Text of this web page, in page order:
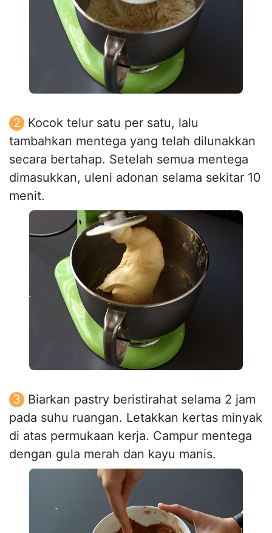
Kocok telur satu per satu, lalu
tambahkan mentega yang telah dilunakkan
secara bertahap. Setelah semua mentega
dimasukkan, uleni adonan selama sekitar 10
menit.
Biarkan pastry beristirahat selama 2 jam
pada suhu ruangan. Letakkan kertas minyak
di atas permukaan kerja. Campur mentega
dengan gula merah dan kayu manis.